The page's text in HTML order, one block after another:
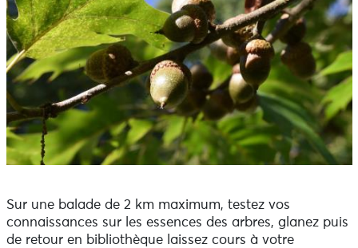
Sur une balade de 2 km maximum, testez vos
connaissances sur les essences des arbres, glanez puis
de retour en bibliothèque laissez cours à votre